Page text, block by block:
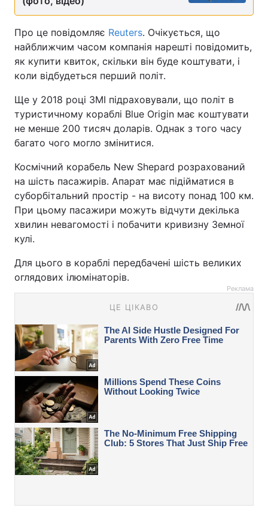
Про це повідомляє Reuters. Очікується, що
найближчим часом компанія нарешті повідомить,
як купити квиток, скільки він буде коштувати, і
коли відбудеться перший політ.
Ще у 2018 році ЗМІ підраховували, що політ в
туристичному кораблі Blue Origin має коштувати
не менше 200 тисяч доларів. Однак з того часу
багато чого могло змінитися.
Космічний корабель New Shepard розрахований
на шість пасажирів. Апарат має підійматися в
суборбітальний простір - на висоту понад 100 км.
При цьому пасажири можуть відчути декілька
хвилин невагомості і побачити кривизну Земної
кулі.
Для цього в кораблі передбачені шість великих
оглядових ілюмінаторів.
Реклама